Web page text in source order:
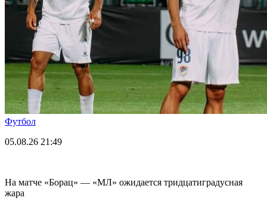
Футбол
05.08.26 21:49
На матче «Борац» — «МЛ» ожидается тридцатиградусная
жара